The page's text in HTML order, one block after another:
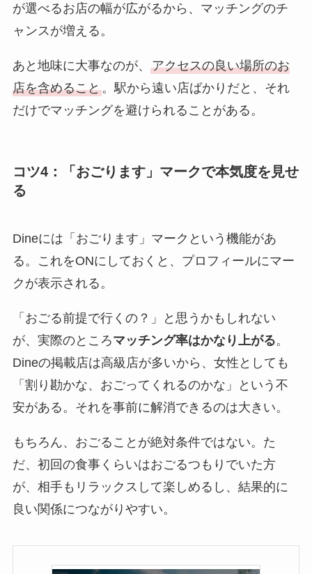
が選べるお店の幅が広がるから、マッチングのチ
ャンスが増える。
あと地味に大事なのが、 アクセスの良い場所のお
店を含めること。駅から遠い店ばかりだと、それ
だけでマッチングを避けられることがある。
コツ4：「おごります」マークで本気度を見せ
る
Dineには「おごります」マークという機能があ
る。これをONにしておくと、プロフィールにマー
クが表示される。
「おごる前提で行くの？」と思うかもしれない
が、実際のところマッチング率はかなり上がる。
Dineの掲載店は高級店が多いから、女性としても
「割り勘かな、おごってくれるのかな」という不
安がある。それを事前に解消できるのは大きい。
もちろん、おごることが絶対条件ではない。た
だ、初回の食事くらいはおごるつもりでいた方
が、相手もリラックスして楽しめるし、結果的に
良い関係につながりやすい。